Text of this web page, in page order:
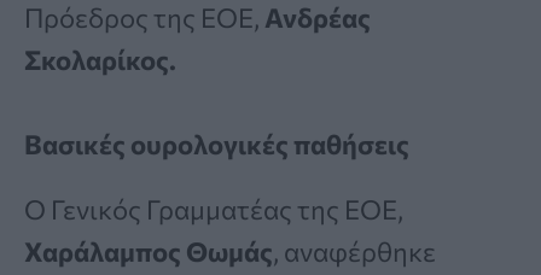
Πρόεδρος της ΕΟΕ, Ανδρέας
Σκολαρίκος.
Βασικές ουρολογικές παθήσεις
Ο Γενικός Γραμματέας της ΕΟΕ,
Χαράλαμπος Θωμάς, αναφέρθηκε